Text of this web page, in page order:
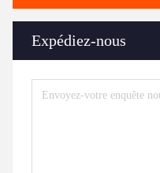
Expédiez-nous